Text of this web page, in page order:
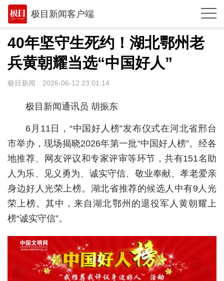
极目新闻客户端
推荐
体育
观点
武汉
世相
环球
专题
极客圈
经济
40年坚守生死约！湖北鄂州老
兵黄朝耀当选“中国好人”
极目新闻 2026-06-12 23:01:14
极目新闻通讯员 胡振东
6月11日，“中国好人榜”发布仪式在河北省邢台
市举办，现场揭晓2026年第一批“中国好人榜”。经各
地推荐、网友评议和专家评审等环节，共有151名助
人为乐、见义勇为、诚实守信、敬业奉献、孝老爱亲
身边好人光荣上榜。湖北省推荐的候选人中有9人光
荣上榜。其中，来自湖北鄂州的退役军人黄朝耀上
榜“诚实守信”。